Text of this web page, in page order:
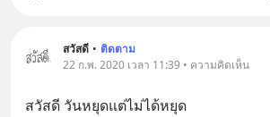
สวัสดี • ติดตาม
22 ก.พ. 2020 เวลา 11:39 • ความคิดเห็น
สวัสดี วันหยุดแต่ไม่ได้หยุด